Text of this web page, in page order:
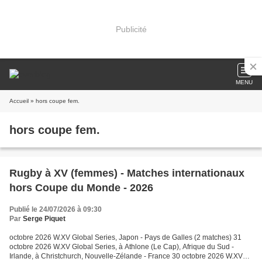
Publicité
MENU
Accueil » hors coupe fem.
hors coupe fem.
Rugby à XV (femmes) - Matches internationaux
hors Coupe du Monde - 2026
Publié le 24/07/2026 à 09:30
Par Serge Piquet
octobre 2026 W.XV Global Series, Japon - Pays de Galles (2 matches) 31
octobre 2026 W.XV Global Series, à Athlone (Le Cap), Afrique du Sud -
Irlande, à Christchurch, Nouvelle-Zélande - France 30 octobre 2026 W.XV